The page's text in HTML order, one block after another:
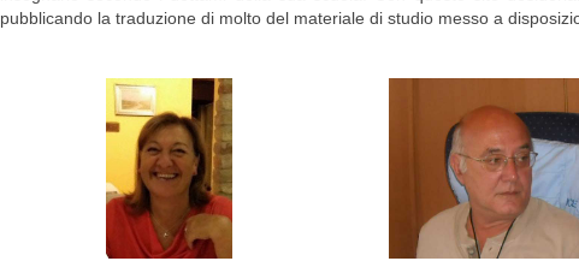
pubblicando la traduzione di molto del materiale di studio messo a